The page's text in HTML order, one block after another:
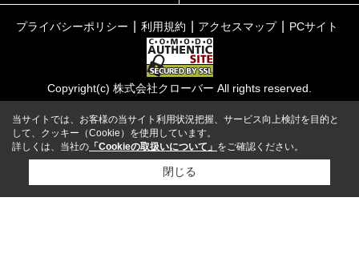
プライバシーポリシー 利用規約 アクセスマップ PCサイト
Copyright(c) 株式会社クローバー All rights reserved.
当サイトでは、お客様の当サイト利用状況把握、サービス向上検討を目的と
して、クッキー（Cookie）を使用しています。
詳しくは、当社の 「Cookieの取扱いについて」 をご確認ください。
閉じる